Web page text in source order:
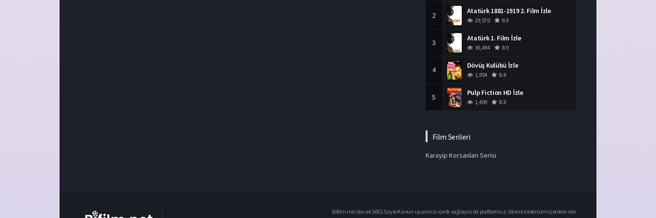
2 Atatürk 1881-1919 2. Film İzle
29,570 8.9
3 Atatürk 1. Film İzle
36,494 8.9
4 Dövüş Kulübü İzle
1,954 8.8
5 Pulp Fiction HD İzle
1,409 8.8
Film Serileri
Karayip Korsanları Serisi
Bifilm.net olarak 5651 Sayılı Kanun uyarınca içerik sağlayıcı bir platformuz. Sitemizdeki tüm içerikler site